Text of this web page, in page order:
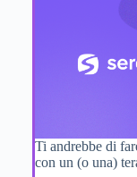
Ti andrebbe di
con un (o una)